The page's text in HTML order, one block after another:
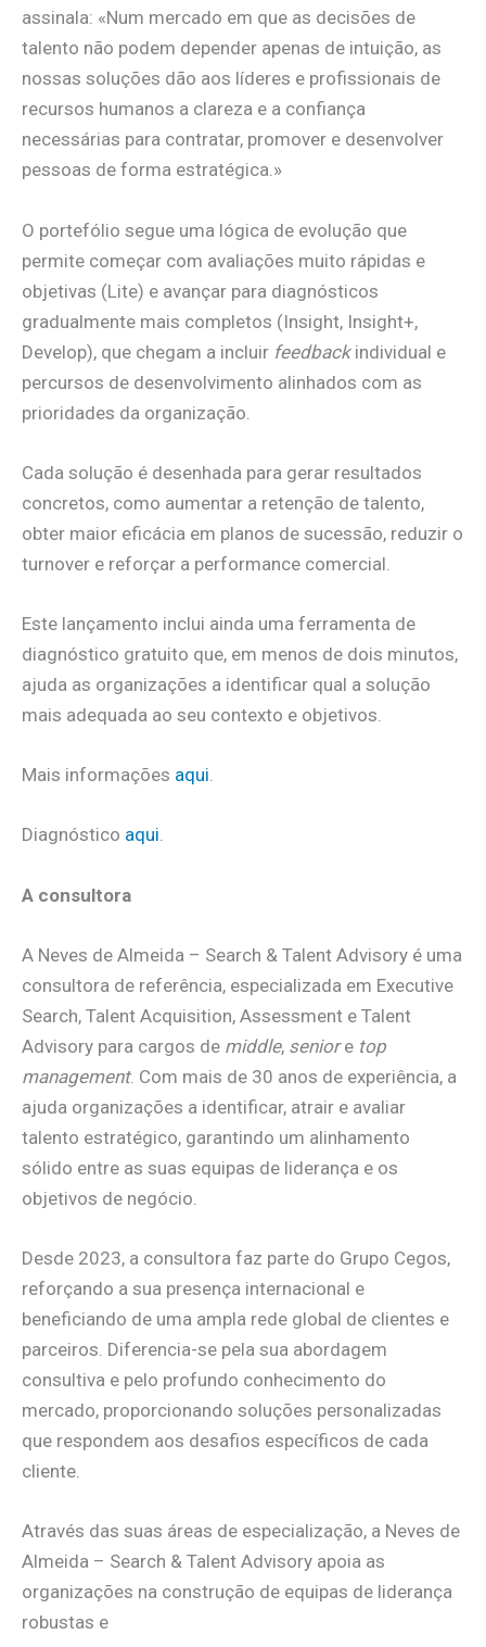
assinala: «Num mercado em que as decisões de
talento não podem depender apenas de intuição, as
nossas soluções dão aos líderes e profissionais de
recursos humanos a clareza e a confiança
necessárias para contratar, promover e desenvolver
pessoas de forma estratégica.»
O portefólio segue uma lógica de evolução que
permite começar com avaliações muito rápidas e
objetivas (Lite) e avançar para diagnósticos
gradualmente mais completos (Insight, Insight+,
Develop), que chegam a incluir feedback individual e
percursos de desenvolvimento alinhados com as
prioridades da organização.
Cada solução é desenhada para gerar resultados
concretos, como aumentar a retenção de talento,
obter maior eficácia em planos de sucessão, reduzir o
turnover e reforçar a performance comercial.
Este lançamento inclui ainda uma ferramenta de
diagnóstico gratuito que, em menos de dois minutos,
ajuda as organizações a identificar qual a solução
mais adequada ao seu contexto e objetivos.
Mais informações aqui.
Diagnóstico aqui.
A consultora
A Neves de Almeida – Search & Talent Advisory é uma
consultora de referência, especializada em Executive
Search, Talent Acquisition, Assessment e Talent
Advisory para cargos de middle, seniore top
management. Com mais de 30 anos de experiência, a
ajuda organizações a identificar, atrair e avaliar
talento estratégico, garantindo um alinhamento
sólido entre as suas equipas de liderança e os
objetivos de negócio.
Desde 2023, a consultora faz parte do Grupo Cegos,
reforçando a sua presença internacional e
beneficiando de uma ampla rede global de clientes e
parceiros. Diferencia-se pela sua abordagem
consultiva e pelo profundo conhecimento do
mercado, proporcionando soluções personalizadas
que respondem aos desafios específicos de cada
cliente.
Através das suas áreas de especialização, a Neves de
Almeida – Search & Talent Advisory apoia as
organizações na construção de equipas de liderança
robustas e